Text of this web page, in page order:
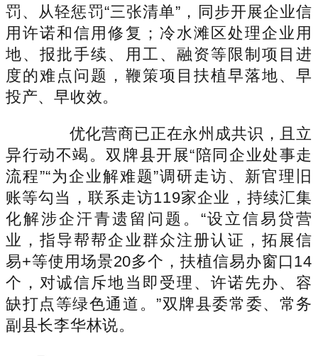
罚、从轻惩罚“三张清单”，同步开展企业信
用许诺和信用修复；冷水滩区处理企业用
地、报批手续、用工、融资等限制项目进
度的难点问题，鞭策项目扶植早落地、早
投产、早收效。
优化营商已正在永州成共识，且立
异行动不竭。双牌县开展“陪同企业处事走
流程”“为企业解难题”调研走访、新官理旧
账等勾当，联系走访119家企业，持续汇集
化解涉企汗青遗留问题。“设立信易贷营
业，指导帮帮企业群众注册认证，拓展信
易+等使用场景20多个，扶植信易办窗口14
个，对诚信斥地当即受理、许诺先办、容
缺打点等绿色通道。”双牌县委常委、常务
副县长李华林说。